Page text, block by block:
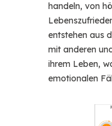
handeln, von
entstehen aus
mit anderen
ihrem Leben,
emotionalen